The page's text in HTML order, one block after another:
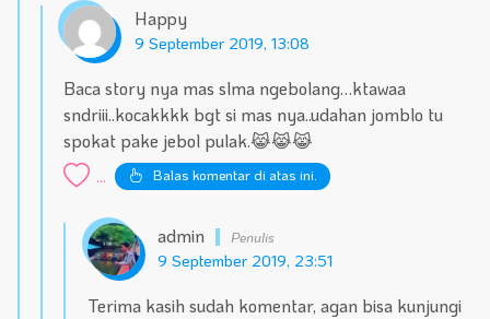
Happy
9 September 2019, 13:08
Baca story nya mas slma ngebolang…ktawaa
sndriii..kocakkkk bgt si mas nya..udahan jomblo tu
spokat pake jebol pulak.😹😹😹
... Balas komentar di atas ini.
admin
9 September 2019, 23:51
Terima kasih sudah komentar, agan bisa kunjungi